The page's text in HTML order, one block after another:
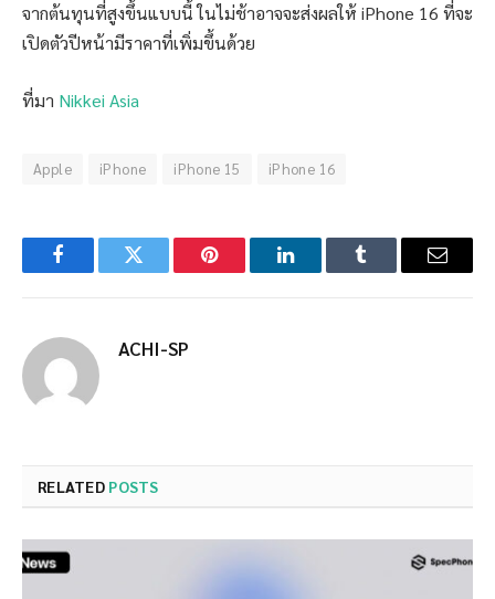
จากต้นทุนที่สูงขึ้นแบบนี้ ในไม่ช้าอาจจะส่งผลให้ iPhone 16 ที่จะ
เปิดตัวปีหน้ามีราคาที่เพิ่มขึ้นด้วย
ที่มา Nikkei Asia
Apple iPhone iPhone 15 iPhone 16
FacebookTwitter Pinterest LinkedInTumblr Email
ACHI-SP
RELATED POSTS